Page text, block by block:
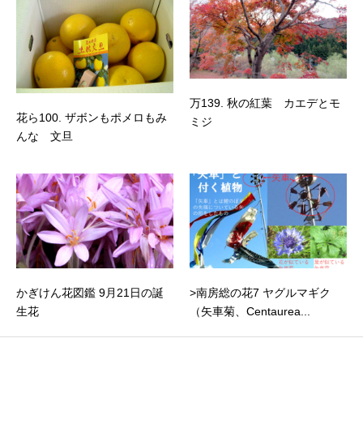
花ら100. ザボンもポメロもみ
んな 文旦
万139. 秋の紅葉 カエデとモ
ミジ
かぎけん花図鑑 9月21日の誕
生花
>南房総の花7 ヤグルマギク
（矢車菊、Centaurea...